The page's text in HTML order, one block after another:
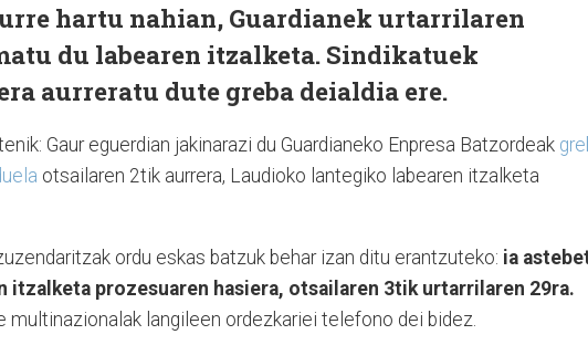
hartu nahian, Guardianek urtarrilaren
du labearen itzalketa. Sindikatuek
aurreratu dute greba deialdia ere.
Gaur eguerdian jakinarazi du Guardianeko Enpresa Batzordeak
otsailaren 2tik aurrera, Laudioko lantegiko labearen itzalketa
ordu eskas batzuk behar izan ditu erantzuteko: ia
itzalketa prozesuaren hasiera, otsailaren 3tik urtarrilaren 29ra.
multinazionalak langileen ordezkariei telefono dei bidez.